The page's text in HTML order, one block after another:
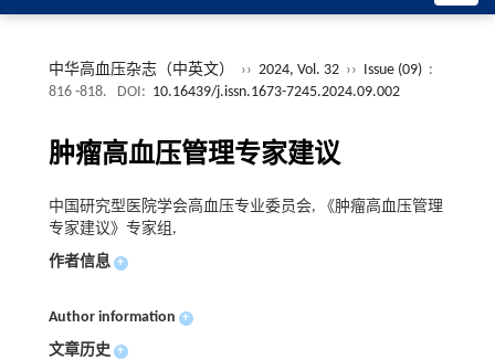
中华高血压杂志（中英文） ›› 2024, Vol. 32 ›› Issue (09) :
816 -818.
DOI: 10.16439/j.issn.1673-7245.2024.09.002
肿瘤高血压管理专家建议
中国研究型医院学会高血压专业委员会, 《肿瘤高血压管理
专家建议》专家组,
作者信息 +
Author information +
文章历史 +